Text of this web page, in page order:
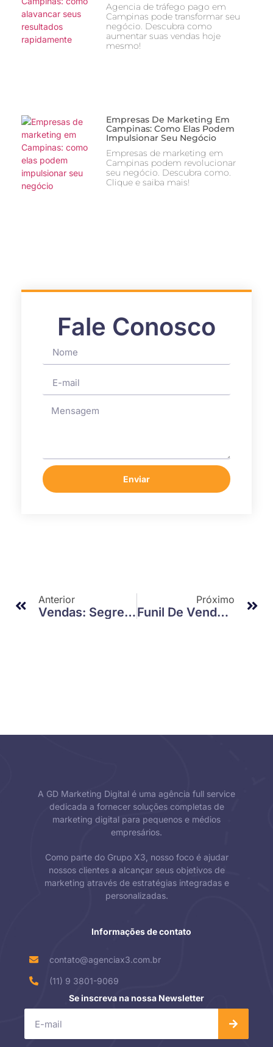
Agencia de tráfego pago em
Campinas pode transformar seu
negócio. Descubra como
aumentar suas vendas hoje
mesmo!
Empresas De Marketing Em
Campinas: Como Elas Podem
Impulsionar Seu Negócio
Empresas de marketing em
Campinas podem revolucionar
seu negócio. Descubra como.
Clique e saiba mais!
Fale Conosco
Enviar
Anterior
Vendas: Segredos Para Aumentar Seus Resultados Rapidamente
Próximo
Funil De Vendas: O Que É E Como Otimizar Para Resultados Incríveis
A GD Marketing Digital é uma agência full service
dedicada a fornecer soluções completas de
marketing digital para pequenos e médios
empresários.
Como parte do Grupo X3, nosso foco é ajudar
nossos clientes a alcançar seus objetivos de
marketing através de estratégias integradas e
personalizadas.
Informações de contato
contato@agenciax3.com.br
(11) 9 3801-9069
Se inscreva na nossa Newsletter